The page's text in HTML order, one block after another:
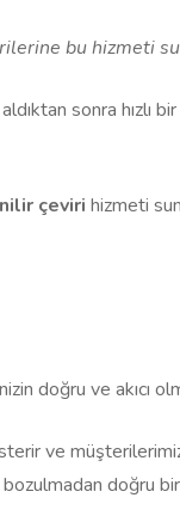
bu hizmeti
sonra hızlı
çeviri hizmeti
doğru ve akıcı
ve
doğru